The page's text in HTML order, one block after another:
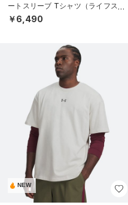
ートスリーブ Tシャツ（ライフスタ
イル/MEN）
￥6,490
NEW